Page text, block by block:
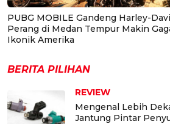
PUBG MOBILE Gandeng Harley-
Perang di Medan Tempur Makin
Ikonik Amerika
BERITA PILIHAN
REVIEW
Mengenal Lebih
Jantung Pintar